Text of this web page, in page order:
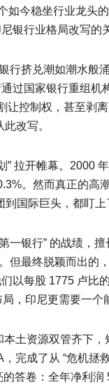
今稳坐行业龙头
银行业格局改写的
挤兑潮如潮水般
过国家银行重组机
控制权，甚至剥
改写。
拉开帷幕。2000
。然而真正的高
际巨头，都盯上
银行” 的战绩，
但最终脱颖而出
以每股 1775 卢比
，印尼更需要一个
土资源双管齐下，
完成了从 “危机拯
答卷：全年净利